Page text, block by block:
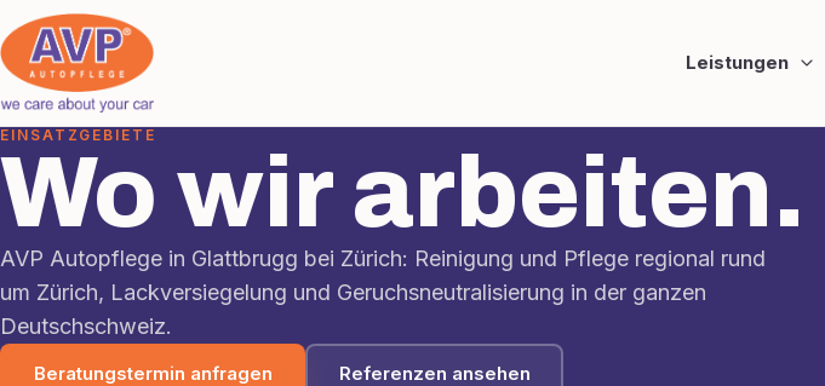
Leistungen
EINSATZGEBIETE
Wo wir arbeiten.
AVP Autopflege in Glattbrugg bei Zürich: Reinigung und Pflege regional rund
um Zürich, Lackversiegelung und Geruchsneutralisierung in der ganzen
Deutschschweiz.
Beratungstermin anfragen Referenzen ansehen